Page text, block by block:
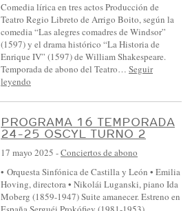
Comedia lírica en tres actos Producción de
Teatro Regio Libreto de Arrigo Boito, según la
comedia “Las alegres comadres de Windsor”
(1597) y el drama histórico “La Historia de
Enrique IV” (1597) de William Shakespeare.
Temporada de abono del Teatro… Seguir
leyendo
PROGRAMA 16 TEMPORADA
24-25 OSCYL TURNO 2
17 mayo 2025 -Conciertos de abono
• Orquesta Sinfónica de Castilla y León • Emilia
Hoving, directora • Nikolái Luganski, piano Ida
Moberg (1859-1947) Suite amanecer. Estreno en